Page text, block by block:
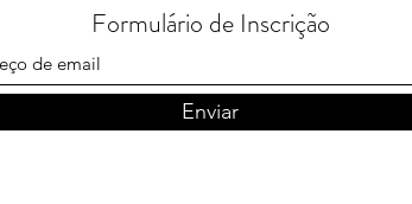
Formulário de Inscrição
Enviar